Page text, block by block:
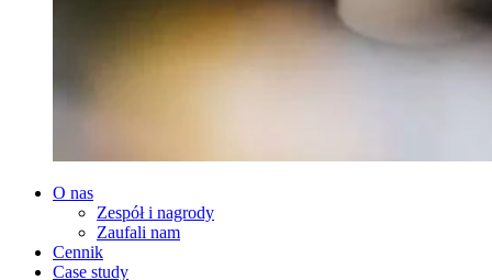
O nas
Zespół i nagrody
Zaufali nam
Cennik
Case study